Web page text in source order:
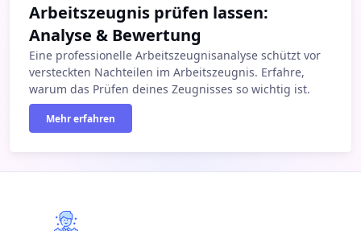
Arbeitszeugnis prüfen lassen:
Analyse & Bewertung
Eine professionelle Arbeitszeugnisanalyse schützt vor
versteckten Nachteilen im Arbeitszeugnis. Erfahre,
warum das Prüfen deines Zeugnisses so wichtig ist.
Mehr erfahren